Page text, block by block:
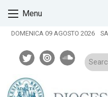
content
Menu
DOMENICA 09 AGOSTO 2026
twitterissuu